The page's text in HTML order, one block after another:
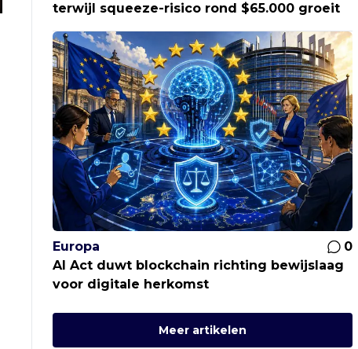
terwijl squeeze-risico rond $65.000 groeit
Europa
0
AI Act duwt blockchain richting bewijslaag
voor digitale herkomst
Meer artikelen